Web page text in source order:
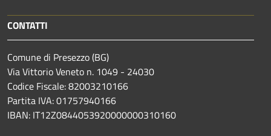
CONTATTI
Comune di Presezzo (BG)
Via Vittorio Veneto n. 1049 - 24030
Codice Fiscale: 82003210166
Partita IVA: 01757940166
IBAN: IT12Z0844053920000000310160